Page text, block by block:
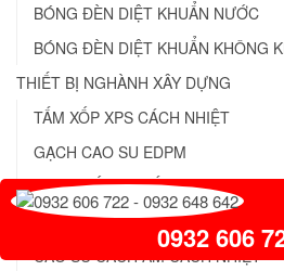
BÓNG ĐÈN DIỆT KHUẨN NƯỚC
BÓNG ĐÈN DIỆT KHUẨN KHÔNG
THIẾT BỊ NGHÀNH XÂY DỰNG
TẤM XỐP XPS CÁCH NHIỆT
GẠCH CAO SU EDPM
SƠN CHỐNG THẤM
THIẾT BỊ CHIẾU SÁNG
CAO SU CÁCH ÂM CÁCH NHIỆT
0932 606